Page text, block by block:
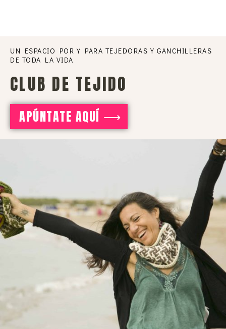
producto
UN ESPACIO POR Y PARA TEJEDORAS Y GANCHILLERAS
DE TODA LA VIDA
CLUB DE TEJIDO
APÚNTATE AQUÍ ⟶